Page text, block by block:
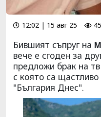
12:02 | 15 авг 25
Бившият съпруг на
вече е сгоден за
предложи брак на
с която са
"България Днес".